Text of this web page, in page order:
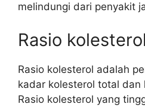
melindungi dari penyakit
Rasio kolesterol
Rasio kolesterol adalah
kadar kolesterol total dan
Rasio kolesterol yang